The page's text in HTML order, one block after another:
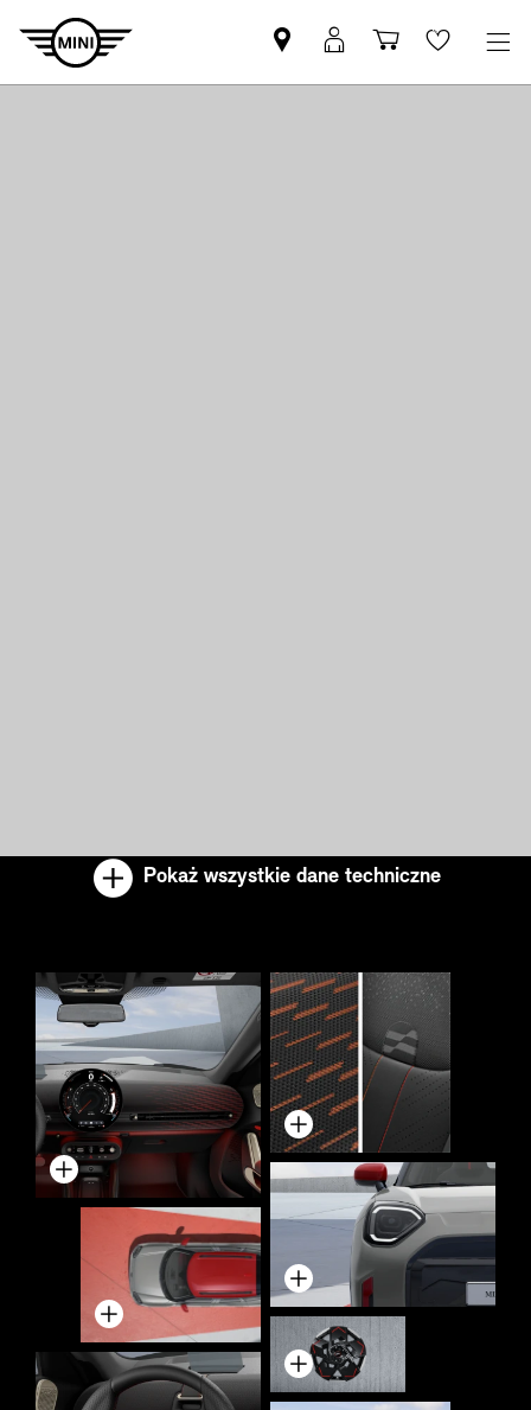
Znajdź
Partnera
Logowanie
MyMini
KoszykWishlist
Pokaż wszystkie dane techniczne